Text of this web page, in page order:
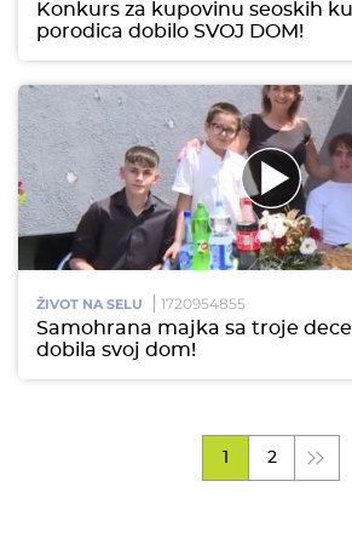
Konkurs za kupovinu seoskih
porodica dobilo SVOJ DOM!
ŽIVOT NA SELU 1720954855
Samohrana majka sa troje dece
dobila svoj dom!
1 2